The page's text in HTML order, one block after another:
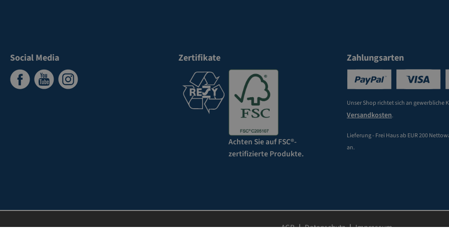
Social Media Zertifikate
Achten Sie auf FSC®-
zertifizierte Produkte.
Zahlungsarten
Unser Shop richtet sich an gewerbliche
Versandkosten.
Lieferung - Frei Haus ab EUR 200
an.
AGB Datenschutz Impressum